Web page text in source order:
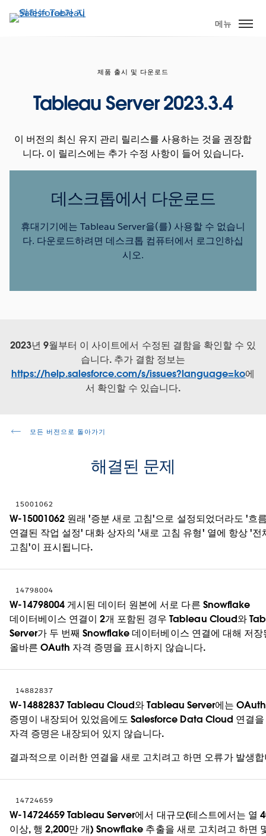
요
메뉴
제품 출시 및 다운로드
Tableau Server 2023.3.4
이 버전의 최신 유지 관리 릴리스를 사용하는 것을 권장합
니다. 이 릴리스에는 추가 수정 사항이 들어 있습니다.
데스크톱에서 다운로드
휴대기기에는 Tableau Server을(를) 사용할 수 없습니
다. 다운로드하려면 데스크톱 컴퓨터에서 로그인하십
시오.
2023년 9월부터 이 사이트에서 수정된 결함을 확인할 수 있
습니다. 추가 결함 정보는
https://help.salesforce.com/s/issues?language=ko에
서 확인할 수 있습니다.
모든 버전으로 돌아가기
해결된 문제
15001062
W-15001062 원래 '증분 새로 고침'으로 설정되었더라도 '흐
연결된 작업 설정' 대화 상자의 '새로 고침 유형' 열에 항상 '전
고침'이 표시됩니다.
14798004
W-14798004 게시된 데이터 원본에 서로 다른 Snowflake
데이터베이스 연결이 2개 포함된 경우 Tableau Cloud와
Server가 두 번째 Snowflake 데이터베이스 연결에 대해 저장
올바른 OAuth 자격 증명을 표시하지 않습니다.
14882837
W-14882837 Tableau Cloud와 Tableau Server에는
증명이 내장되어 있었음에도 Salesforce Data Cloud 연결을
자격 증명은 내장되어 있지 않습니다.
결과적으로 이러한 연결을 새로 고치려고 하면 오류가 발생
14724659
W-14724659 Tableau Server에서 대규모(테스트에서는 열
이상, 행 2,200만 개) Snowflake 추출을 새로 고치려고 하면